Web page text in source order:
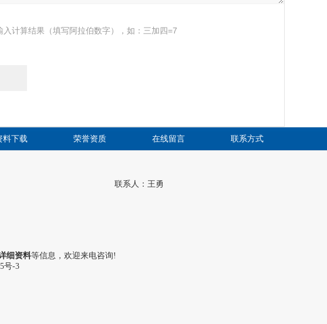
入计算结果（填写阿拉伯数字），如：三加四=7
料下载 荣誉资质 在线留言 联系方式
联系人：王勇
细资料等信息，欢迎来电咨询!
号-3